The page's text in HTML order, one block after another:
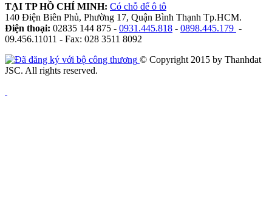
TẠI TP HỒ CHÍ MINH: Có chỗ để ô tô
140 Điện Biên Phủ, Phường 17, Quận Bình Thạnh Tp.HCM.
Điện thoại: 02835 144 875 - 0931.445.818 - 0898.445.179 -
09.456.11011 - Fax: 028 3511 8092
© Copyright 2015 by Thanhdat
JSC. All rights reserved.